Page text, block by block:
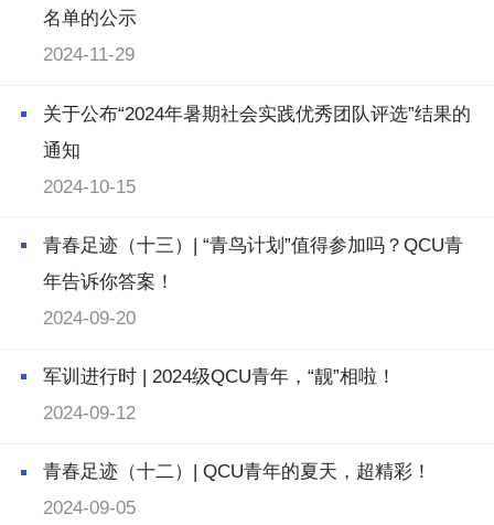
名单的公示
2024-11-29
关于公布“2024年暑期社会实践优秀团队评选”结果的
通知
2024-10-15
青春足迹（十三）| “青鸟计划”值得参加吗？QCU青
年告诉你答案！
2024-09-20
军训进行时 | 2024级QCU青年，“靓”相啦！
2024-09-12
青春足迹（十二）| QCU青年的夏天，超精彩！
2024-09-05